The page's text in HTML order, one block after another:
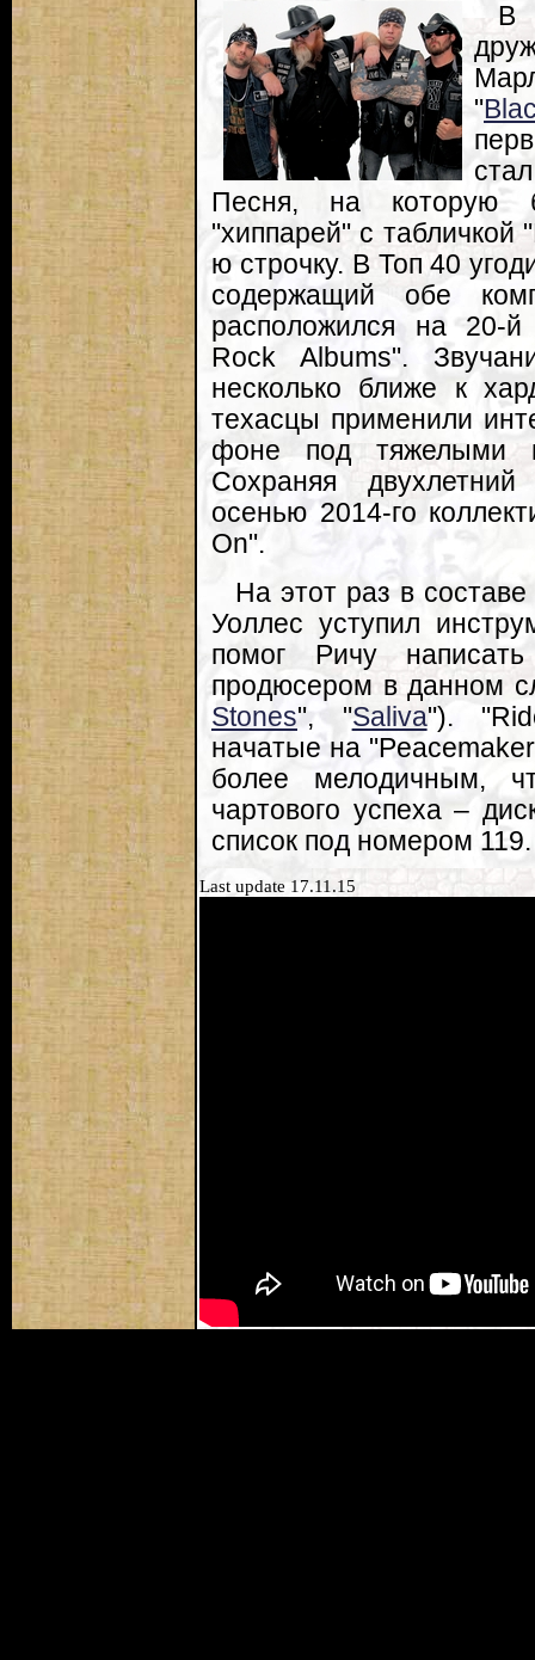
В
"
Песня, на которую
"хиппарей" с табличкой
ю строчку. В Топ 40
содержащий обе
расположился на 20-й
Rock Albums".
несколько ближе к
техасцы применили
фоне под тяжелыми
Сохраняя
осенью 2014-го
On".
На этот раз в
Уоллес уступил
помог Ричу
продюсером в данном
Stones", "Saliva").
начатые на
более мелодичным,
чартового успеха –
список под номером 119.
Last update 17.11.15